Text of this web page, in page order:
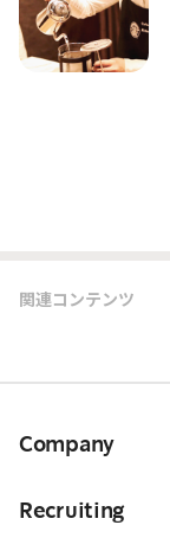
関連コンテンツ
Company
Recruiting